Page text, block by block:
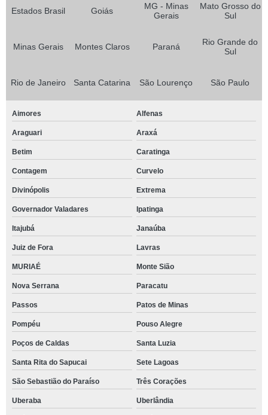
Estados Brasil Goiás
MG - Minas
Gerais
Mato Grosso do
Sul
Minas Gerais Montes Claros Paraná
Rio Grande do
Sul
Rio de Janeiro Santa Catarina São Lourenço São Paulo
Aimores Alfenas
Araguari Araxá
Betim Caratinga
Contagem Curvelo
Divinópolis Extrema
Governador Valadares Ipatinga
Itajubá Janaúba
Juiz de Fora Lavras
MURIAÉ Monte Sião
Nova Serrana Paracatu
Passos Patos de Minas
Pompéu Pouso Alegre
Poços de Caldas Santa Luzia
Santa Rita do Sapucai Sete Lagoas
São Sebastião do Paraíso Três Corações
Uberaba Uberlândia